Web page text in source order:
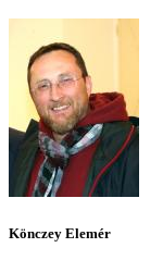
Könczey Elemér